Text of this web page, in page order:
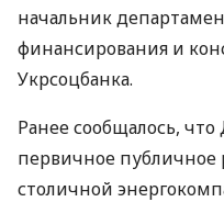
начальник
финансирования и
Укрсоцбанка.
Ранее сообщалось,
первичное
столичной